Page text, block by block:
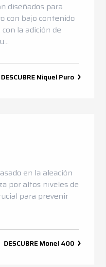
diseñados para
con bajo contenido
la adición de
DESCUBRENíquel Puro
en la aleación
por altos niveles de
para prevenir
DESCUBREMonel 400